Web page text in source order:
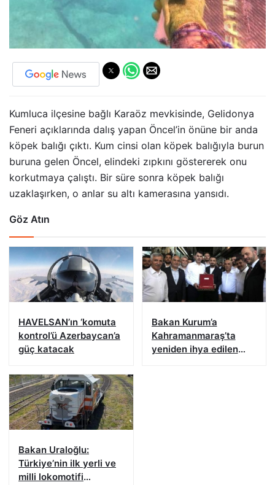
Kumluca ilçesine bağlı Karaöz mevkisinde, Gelidonya
Feneri açıklarında dalış yapan Öncel’in önüne bir anda
köpek balığı çıktı. Kum cinsi olan köpek balığıyla burun
buruna gelen Öncel, elindeki zıpkını göstererek onu
korkutmaya çalıştı. Bir süre sonra köpek balığı
uzaklaşırken, o anlar su altı kamerasına yansıdı.
Göz Atın
HAVELSAN’ın ‘komuta
kontrol’ü Azerbaycan’a
güç katacak
Bakan Kurum’a
Kahramanmaraş’ta
yeniden ihya edilen
Bakan Uraloğlu:
Türkiye’nin ilk yerli ve
milli lokomotifi